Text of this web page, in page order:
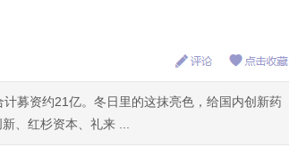
募资约21亿。冬日里的这抹亮色，给国内创新药
、红杉资本、礼来 ...